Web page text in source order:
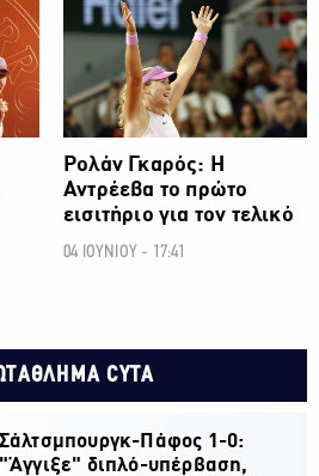
ΑΛΛΑ ΣΠΟΡ
Ρολάν Γκαρός: Η
Αντρέεβα το πρώτο
εισιτήριο για τον τελικό
04 ΙΟΥΝΙΟΥ - 17:41
CYTA
Σάλτσμπουργκ-Πάφος 1-0:
"Άγγιξε" διπλό-υπέρβαση,